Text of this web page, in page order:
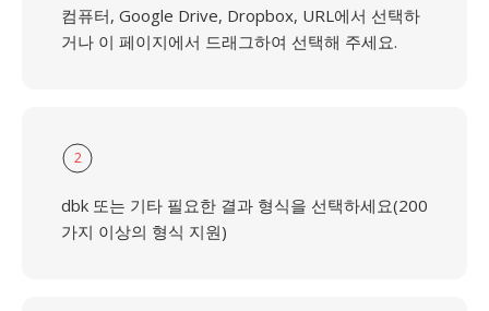
컴퓨터, Google Drive, Dropbox, URL에서 선택하
거나 이 페이지에서 드래그하여 선택해 주세요.
2
dbk 또는 기타 필요한 결과 형식을 선택하세요(200
가지 이상의 형식 지원)